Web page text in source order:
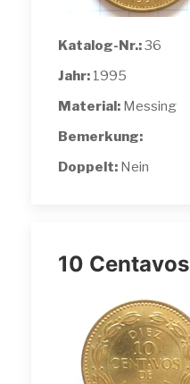
Katalog-Nr.:36
Jahr: 1995
Material: Messing
Bemerkung:
Doppelt: Nein
10 Centavos